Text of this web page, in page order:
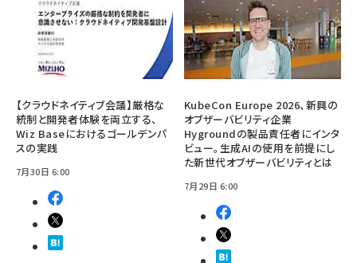
【クラウドネイティブ会議】厳格な
統制と開発者体験を両立する、
Wiz Baseにおけるゴールデンパ
スの実践
7月30日 6:00
KubeCon Europe 2026、新興の
オブザーバビリティ企業
Hygroundの製品責任者にインタ
ビュー。生成AIの使用を前提にし
た新世代オブザーバビリティとは
7月29日 6:00